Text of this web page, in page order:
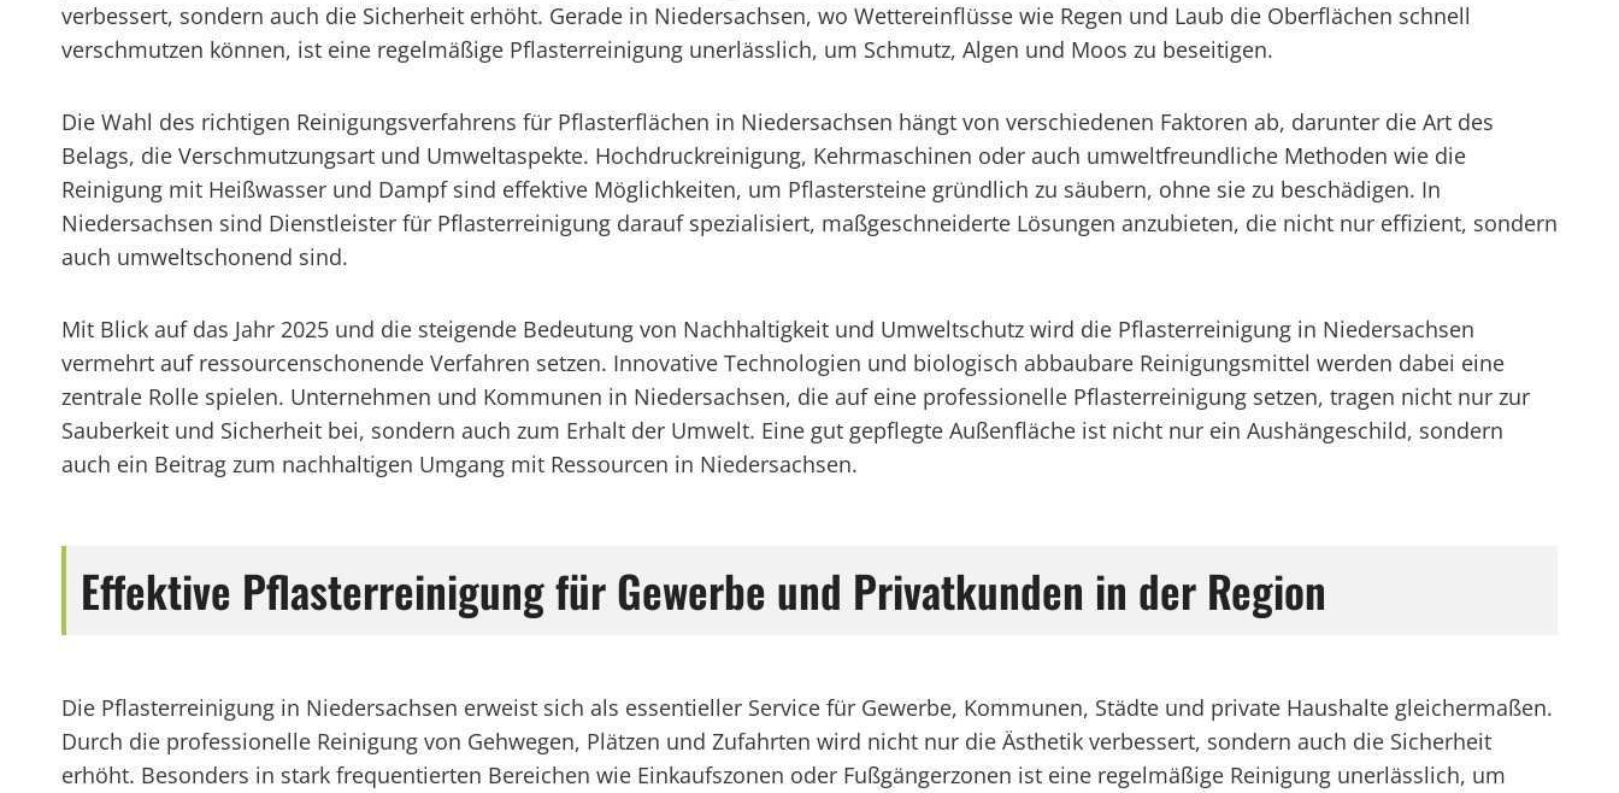
verbessert, sondern auch die Sicherheit erhöht. Gerade in Niedersachsen, wo Wettereinflüsse wie Regen und Laub die Oberflächen schnell
verschmutzen können, ist eine regelmäßige Pflasterreinigung unerlässlich, um Schmutz, Algen und Moos zu beseitigen.
Die Wahl des richtigen Reinigungsverfahrens für Pflasterflächen in Niedersachsen hängt von verschiedenen Faktoren ab, darunter die Art des
Belags, die Verschmutzungsart und Umweltaspekte. Hochdruckreinigung, Kehrmaschinen oder auch umweltfreundliche Methoden wie die
Reinigung mit Heißwasser und Dampf sind effektive Möglichkeiten, um Pflastersteine gründlich zu säubern, ohne sie zu beschädigen. In
Niedersachsen sind Dienstleister für Pflasterreinigung darauf spezialisiert, maßgeschneiderte Lösungen anzubieten, die nicht nur effizient, sondern
auch umweltschonend sind.
Mit Blick auf das Jahr 2025 und die steigende Bedeutung von Nachhaltigkeit und Umweltschutz wird die Pflasterreinigung in Niedersachsen
vermehrt auf ressourcenschonende Verfahren setzen. Innovative Technologien und biologisch abbaubare Reinigungsmittel werden dabei eine
zentrale Rolle spielen. Unternehmen und Kommunen in Niedersachsen, die auf eine professionelle Pflasterreinigung setzen, tragen nicht nur zur
Sauberkeit und Sicherheit bei, sondern auch zum Erhalt der Umwelt. Eine gut gepflegte Außenfläche ist nicht nur ein Aushängeschild, sondern
auch ein Beitrag zum nachhaltigen Umgang mit Ressourcen in Niedersachsen.
Effektive Pflasterreinigung für Gewerbe und Privatkunden in der Region
Die Pflasterreinigung in Niedersachsen erweist sich als essentieller Service für Gewerbe, Kommunen, Städte und private Haushalte gleichermaßen.
Durch die professionelle Reinigung von Gehwegen, Plätzen und Zufahrten wird nicht nur die Ästhetik verbessert, sondern auch die Sicherheit
erhöht. Besonders in stark frequentierten Bereichen wie Einkaufszonen oder Fußgängerzonen ist eine regelmäßige Reinigung unerlässlich, um